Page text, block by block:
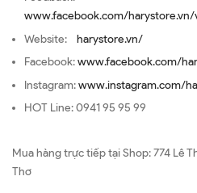
www.facebook.com/harystore.vn/
Website: harystore.vn/
Facebook:www.facebook.com/
Instagram:www.instagram.com/
HOT Line: 0941 95 95 99
Mua hàng trực tiếp tại Shop: 774 Lê
Thơ